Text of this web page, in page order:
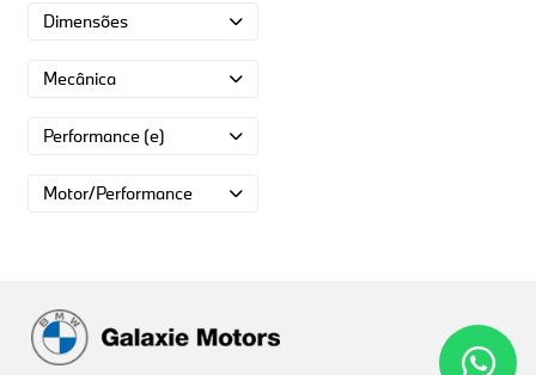
Dimensões
Mecânica
Performance (e)
Motor/Performance